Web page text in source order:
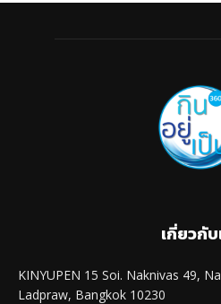
เกี่ยวกับ
KINYUPEN 15 Soi. Naknivas 49,
Ladpraw, Bangkok 10230